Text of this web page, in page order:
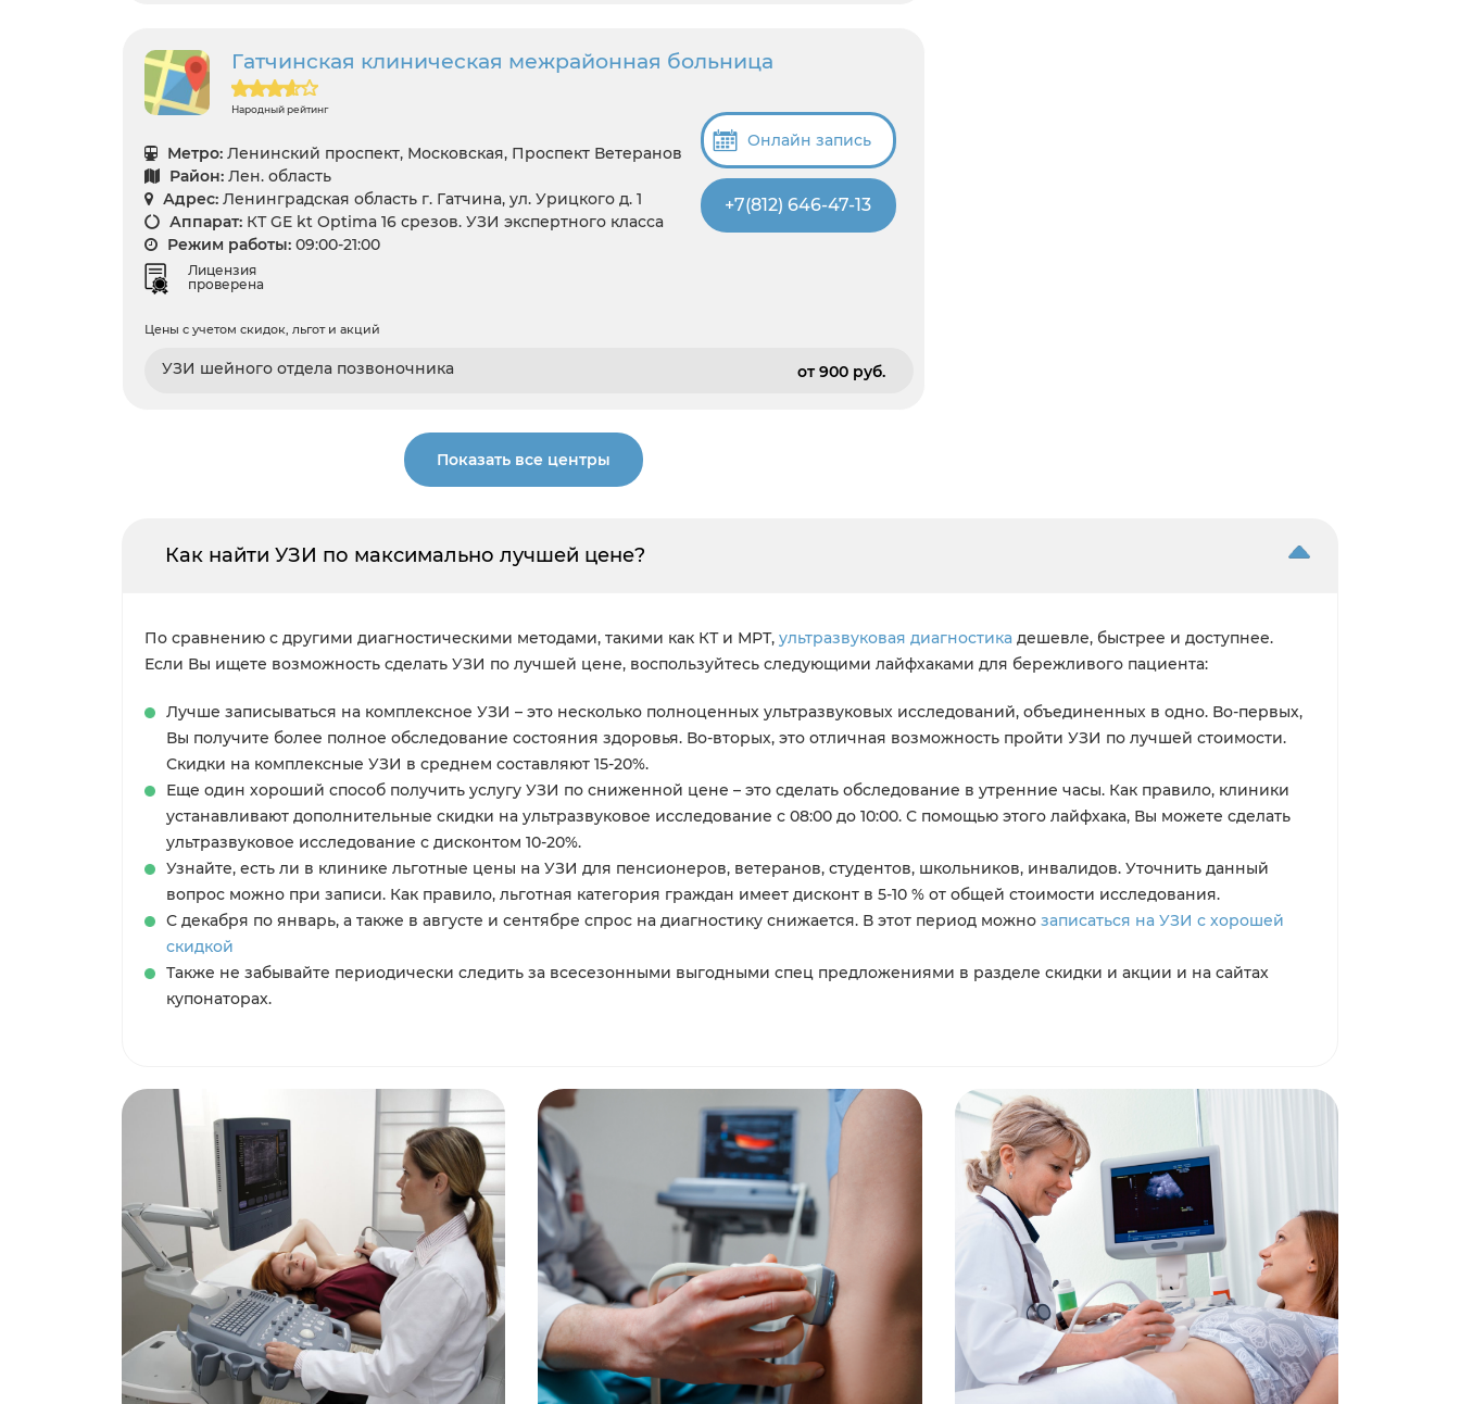
Гатчинская клиническая межрайонная больница
Народный рейтинг
Метро: Ленинский проспект, Московская, Проспект Ветеранов
Район: Лен. область
Адрес: Ленинградская область г. Гатчина, ул. Урицкого д. 1
Аппарат: КТ GE kt Optima 16 срезов. УЗИ экспертного класса
Режим работы: 09:00-21:00
Лицензия
проверена
Онлайн запись
+7(812) 646-47-13
Цены с учетом скидок, льгот и акций
УЗИ шейного отдела позвоночника от 900 pуб.
Показать все центры
Как найти УЗИ по максимально лучшей цене?
По сравнению с другими диагностическими методами, такими как КТ и МРТ, ультразвуковая диагностика дешевле, быстрее и доступнее.
Если Вы ищете возможность сделать УЗИ по лучшей цене, воспользуйтесь следующими лайфхаками для бережливого пациента:
Лучше записываться на комплексное УЗИ – это несколько полноценных ультразвуковых исследований, объединенных в одно. Во-первых,
Вы получите более полное обследование состояния здоровья. Во-вторых, это отличная возможность пройти УЗИ по лучшей стоимости.
Скидки на комплексные УЗИ в среднем составляют 15-20%.
Еще один хороший способ получить услугу УЗИ по сниженной цене – это сделать обследование в утренние часы. Как правило, клиники
устанавливают дополнительные скидки на ультразвуковое исследование с 08:00 до 10:00. С помощью этого лайфхака, Вы можете сделать
ультразвуковое исследование с дисконтом 10-20%.
Узнайте, есть ли в клинике льготные цены на УЗИ для пенсионеров, ветеранов, студентов, школьников, инвалидов. Уточнить данный
вопрос можно при записи. Как правило, льготная категория граждан имеет дисконт в 5-10 % от общей стоимости исследования.
С декабря по январь, а также в августе и сентябре спрос на диагностику снижается. В этот период можно записаться на УЗИ с хорошей
скидкой
Также не забывайте периодически следить за всесезонными выгодными спец предложениями в разделе скидки и акции и на сайтах
купонаторах.